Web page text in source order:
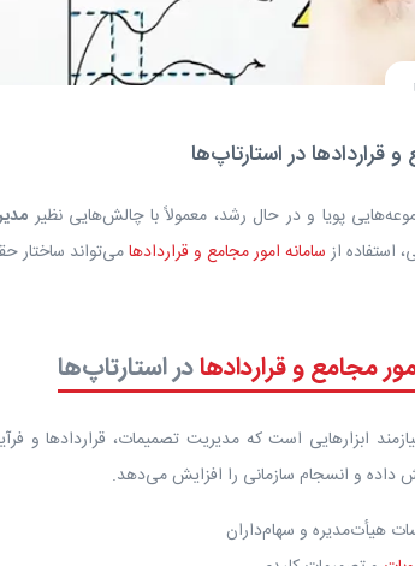
در استارتاپ‌ها
پویا و در حال رشد، معمولاً با چالش‌هایی نظیر
استفاده ازسامانه امور مجامع و قراردادهامی‌تواند ساختار
مجامع و قراردادهادر استارتاپ‌ها
ابزارهایی است که مدیریت تصمیمات، قراردادها و
داده و انسجام سازمانی را افزایش می‌دهد.
هیأت‌مدیره و سهام‌داران